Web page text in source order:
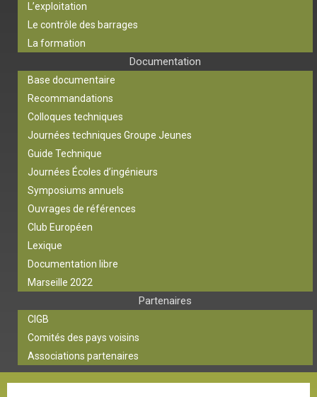
L’exploitation
Le contrôle des barrages
La formation
Documentation
Base documentaire
Recommandations
Colloques techniques
Journées techniques Groupe Jeunes
Guide Technique
Journées Écoles d’ingénieurs
Symposiums annuels
Ouvrages de références
Club Européen
Lexique
Documentation libre
Marseille 2022
Partenaires
CIGB
Comités des pays voisins
Associations partenaires